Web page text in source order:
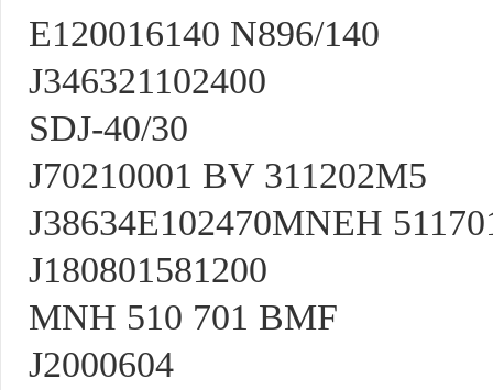
E120016140 N896/140
J346321102400
SDJ-40/30
J70210001 BV 311202M5
J38634E102470MNEH
J180801581200
MNH 510 701 BMF
J2000604